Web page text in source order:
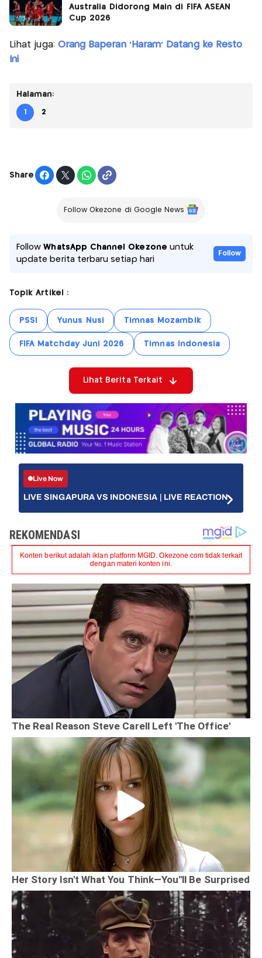
Australia Didorong Main di FIFA ASEAN
Cup 2026
Lihat juga: Orang Baperan 'Haram' Datang ke Resto
Ini
Halaman:
1 2
Share
Follow Okezone di Google News
FollowWhatsApp Channel Okezone untuk
update berita terbaru setiap hari
Follow
Topik Artikel :
PSSI Yunus Nusi Timnas Mozambik
FIFA Matchday Juni 2026 Timnas Indonesia
Lihat Berita Terkait
Live Now
LIVE SINGAPURA VS INDONESIA | LIVE REACTION